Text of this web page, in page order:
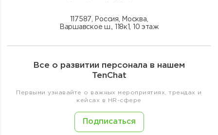
117587, Россия, Москва,
Варшавское ш., 118к1, 10 этаж
Все о развитии персонала в нашем
TenChat
Первыми узнавайте о важных мероприятиях, трендах и
кейсах в HR-сфере
Подписаться